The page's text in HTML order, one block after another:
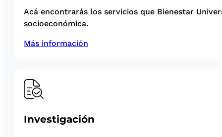
Acá encontrarás los servicios que Bienestar
socioeconómica.
Más información
Investigación